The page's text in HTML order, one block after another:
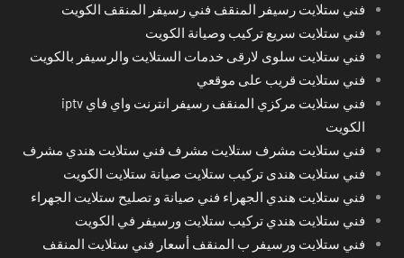
فني ستلايت رسيفر المنقف فني رسيفر المنقف الكويت
فني ستلايت سريع تركيب وصيانة الكويت
فني ستلايت سلوى لارقى خدمات الستلايت والرسيفر بالكويت
فني ستلايت قريب على موقعي
فني ستلايت مركزي المنقف رسيفر انترنت واي فاي iptv
الكويت
فني ستلايت مشرف ستلايت مشرف فني ستلايت هندي مشرف
فني ستلايت هندى تركيب ستلايت صيانة ستلايت الكويت
فني ستلايت هندي الجهراء فني صيانة و تصليح ستلايت الجهراء
فني ستلايت هندي تركيب ستلايت ورسيفر في الكويت
فني ستلايت ورسيفر ب المنقف أسعار فني ستلايت المنقف